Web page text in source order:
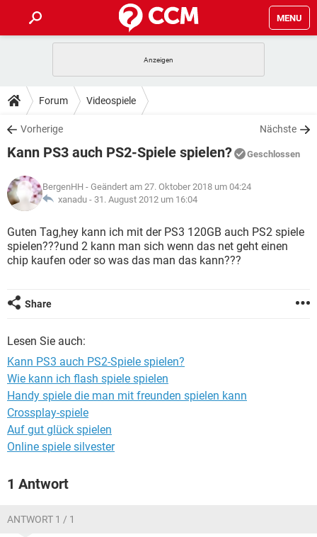
MENU
ANDROID
WINDOWS 10
WHATSAPP TIKTOK
FACEBOOK
TIPPS & TRICKS
SPIELE
WHATSAPP TIKTOK
FACEBOOK
DOWNLOADS
SPIELE STREAMING
ANDROID
WINDOWS 10 INSTAGRAM
WHATSAPP TIKTOK
FACEBOOK HARDWARE
SPIELE STREAMING
ANDROID
WINDOWS 10 INSTAGRAM
WHATSAPP TIKTOK
LEXIKON
SPIELE STREAMING
ANDROID IOS
WHATSAPP
Forum Videospiele
Vorherige Nächste
Kann PS3 auch PS2-Spiele spielen? Geschlossen
BergenHH - Geändert am 27. Oktober 2018 um 04:24
xanadu - 31. August 2012 um 16:04
Guten Tag,hey kann ich mit der PS3 120GB auch PS2 spiele
spielen???und 2 kann man sich wenn das net geht einen
chip kaufen oder so was das man das kann???
Share
Lesen Sie auch:
Kann PS3 auch PS2-Spiele spielen?
Wie kann ich flash spiele spielen
Handy spiele die man mit freunden spielen kann
Crossplay-spiele
Auf gut glück spielen
Online spiele silvester
1 Antwort
ANTWORT 1 / 1